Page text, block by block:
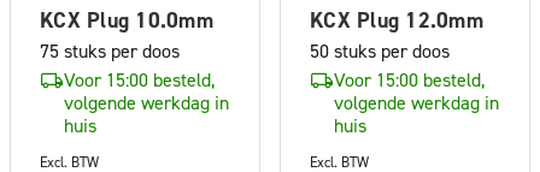
KCX Plug 10.0mm
75 stuks per doos
Voor 15:00 besteld,
volgende werkdag in
huis
Excl. BTW
KCX Plug 12.0mm
50 stuks per doos
Voor 15:00 besteld,
volgende werkdag in
huis
Excl. BTW